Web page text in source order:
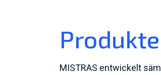
MISTRAS entwickelt